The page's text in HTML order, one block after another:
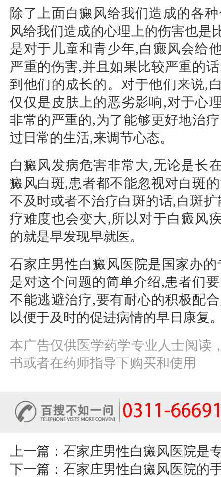
除了上面白癜风给我们造成的各
风给我们造成的心理上的伤害也是
是对于儿童和青少年,白癜风会给
严重的伤害,并且如果比较严重的
到他们的成长的。对于他们来说,
仅仅是皮肤上的恶劣影响,对于心
非常的严重的,为了能够更好地治
过日常的生活,来调节心态。
白癜风发病危害非常大,无论是长
癜风白斑,患者都不能忽视对白斑
不及时或者不治疗白斑的话,白斑
疗难度也会变大,所以对于白癜风
的就是早发现早就医。
石家庄男性白癜风医院是国家办的
是对这个问题的简单介绍,患者们
不能逃避治疗,要有耐心的积极配
以便于及时的促进病情的早日康复
本广告仅供医学药学专业人士阅读
书或者在药师指导下购买和使用
上一篇： 石家庄男性白癜风医院是
下一篇： 石家庄男性白癜风医院的